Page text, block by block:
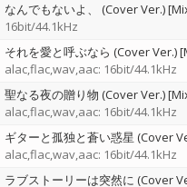
なんでもないよ、 (Cover Ver.)
16bit/44.1kHz
それを愛と呼ぶなら (Cover Ver.)
alac,flac,wav,aac: 16bit/44.1kHz
聖なる夜の贈り物 (Cover Ver.)
alac,flac,wav,aac: 16bit/44.1kHz
ギターと孤独と蒼い惑星 (Cover
alac,flac,wav,aac: 16bit/44.1kHz
ラブストーリーは突然に (Cover